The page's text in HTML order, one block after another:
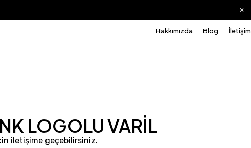
Hakkımızda Blog İletişim
LOGOLU VARİL
iletişime geçebilirsiniz.